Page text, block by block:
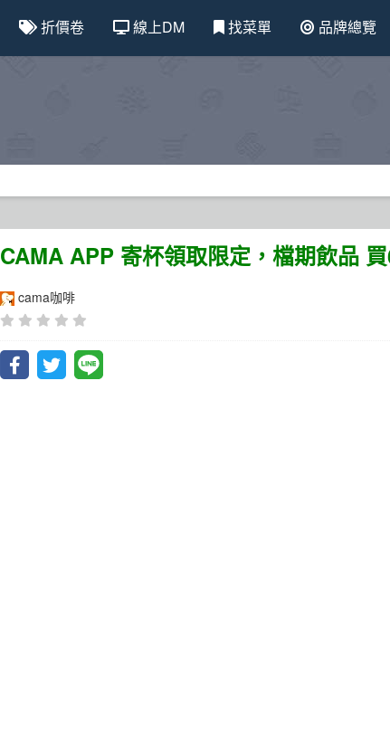
折價卷 線上DM 找菜單 品牌總覽
CAMA APP 寄杯領取限定，檔期飲品
cama咖啡